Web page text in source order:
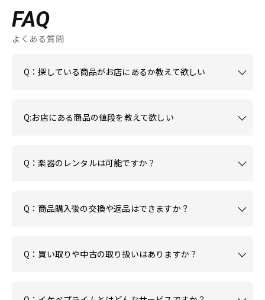
FAQ
よくある質問
Q：探している商品がお店にあるか教えて欲しい
Q:お店にある商品の値段を教えて欲しい
Q：楽器のレンタルは可能ですか？
Q：商品購入後の交換や返品はできますか？
Q：買い取りや中古の取り扱いはありますか？